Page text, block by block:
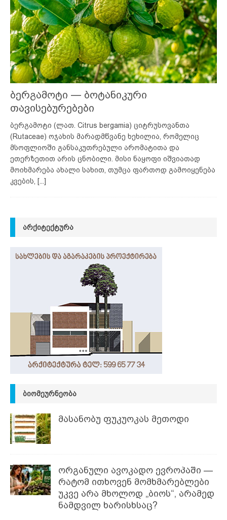
ბერგამოტი — ბოტანიკური
თავისებურებები
ბერგამოტი (ლათ. Citrus bergamia) ციტრუსოვანთა
(Rutaceae) ოჯახის მარადმწვანე ხეხილია, რომელიც
მსოფლიოში განსაკუთრებული არომატითა და
ეთერზეთით არის ცნობილი. მისი ნაყოფი იშვიათად
მოიხმარება ახალი სახით, თუმცა ფართოდ გამოიყენება
კვების,
[...]
ᲐᲠᲥᲘᲢᲔᲥᲢᲣᲠᲐ
ᲑᲘᲝᲛᲔᲣᲠᲜᲔᲝᲑᲐ
მასანობუ ფუკუოკას მეთოდი
ორგანული ავოკადო ევროპაში —
რატომ ითხოვენ მომხმარებლები
უკვე არა მხოლოდ „ბიოს“, არამედ
ნამდვილ ხარისხსაც?